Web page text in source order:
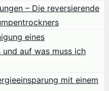
– Die reversierende
eines
auf was muss ich
mit einem